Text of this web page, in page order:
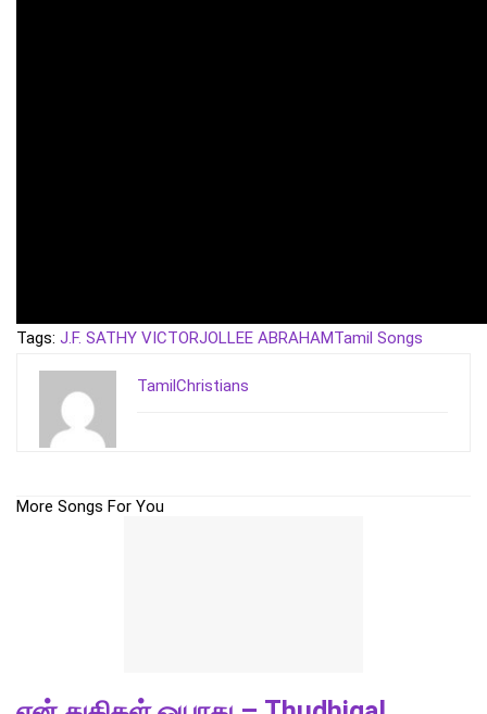
Tags: J.F. SATHY VICTORJOLLEE ABRAHAMTamil Songs
TamilChristians
More Songs For You